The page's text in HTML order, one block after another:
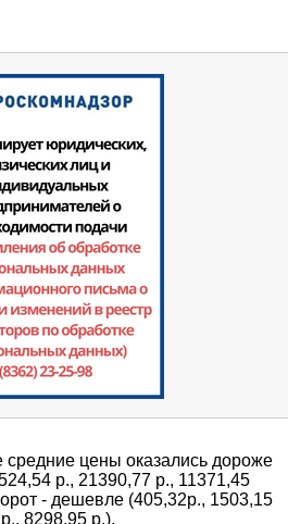
средние цены оказались дороже
р., 21390,77 р., 11371,45
- дешевле (405,32р., 1503,15
8298,95 р.).